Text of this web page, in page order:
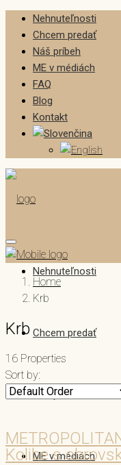
Nehnuteľnosti
Chcem predať
Náš príbeh
ME v médiách
FAQ
Blog
Kontakt
Nehnuteľnosti
Chcem predať
Náš príbeh
ME v médiách
Home
Krb
Krb
16 Properties
Sort by:
Kolibe s